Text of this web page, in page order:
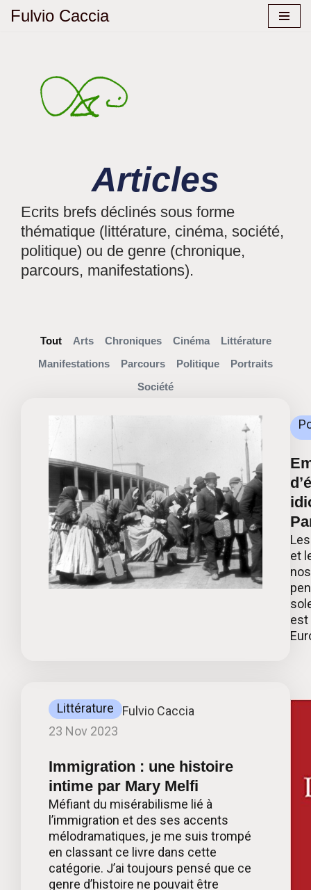
Fulvio Caccia
Articles
Ecrits brefs déclinés sous forme
thématique (littérature, cinéma, société,
politique) ou de genre (chronique,
parcours, manifestations).
Arts Chroniques Cinéma
Littérature
Manifestations
Parcours Politique
Portraits
Société
Tout
et
est
Littérature
Fulvio Caccia
23 Nov 2023
Immigration : une histoire
intime par Mary Melfi
Méfiant du misérabilisme lié à
l’immigration et des ses accents
mélodramatiques, je me suis trompé
en classant ce livre dans cette
catégorie. J’ai toujours pensé que ce
genre d’histoire ne pouvait être